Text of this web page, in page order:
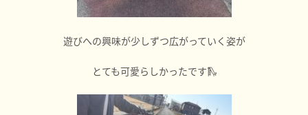
遊びへの興味が少しずつ広がっていく姿が
とても可愛らしかったです🛝